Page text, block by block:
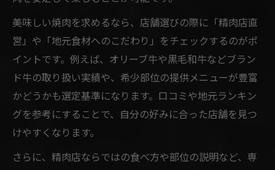
美味しい焼肉を求めるなら、店舗選びの際に「精肉店直
営」や「地元食材へのこだわり」をチェックするのがポ
イントです。例えば、オリーブ牛や黒毛和牛などブラン
ド牛の取り扱い実績や、希少部位の提供メニューが豊富
かどうかも選定基準になります。口コミや地元ランキン
グを参考にすることで、自分の好みに合った店舗を見つ
けやすくなります。
さらに、精肉店ならではの食べ方や部位の説明など、専